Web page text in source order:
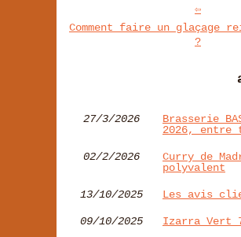
Comment faire un glaçage
?
27/3/2026
Brasserie
2026,
02/2/2026
Curry de
polyvalent
13/10/2025 Les avis
09/10/2025 Izarra Vert